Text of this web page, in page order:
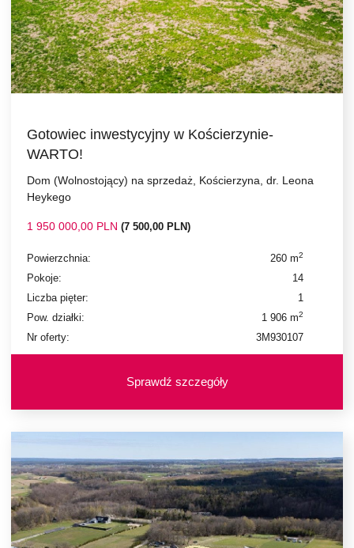
Gotowiec inwestycyjny w Kościerzynie-
WARTO!
Dom (Wolnostojący) na sprzedaż, Kościerzyna, dr. Leona
Heykego
1 950 000,00 PLN (7 500,00 PLN)
Powierzchnia: 260 m2
Pokoje:
14
Liczba pięter:
1
Pow. działki:
1 906 m2
Nr oferty: 3M930107
Sprawdź szczegóły